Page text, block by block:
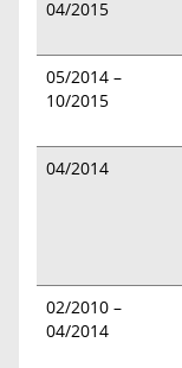
04/2015
05/2014 –
10/2015
04/2014
02/2010 –
04/2014